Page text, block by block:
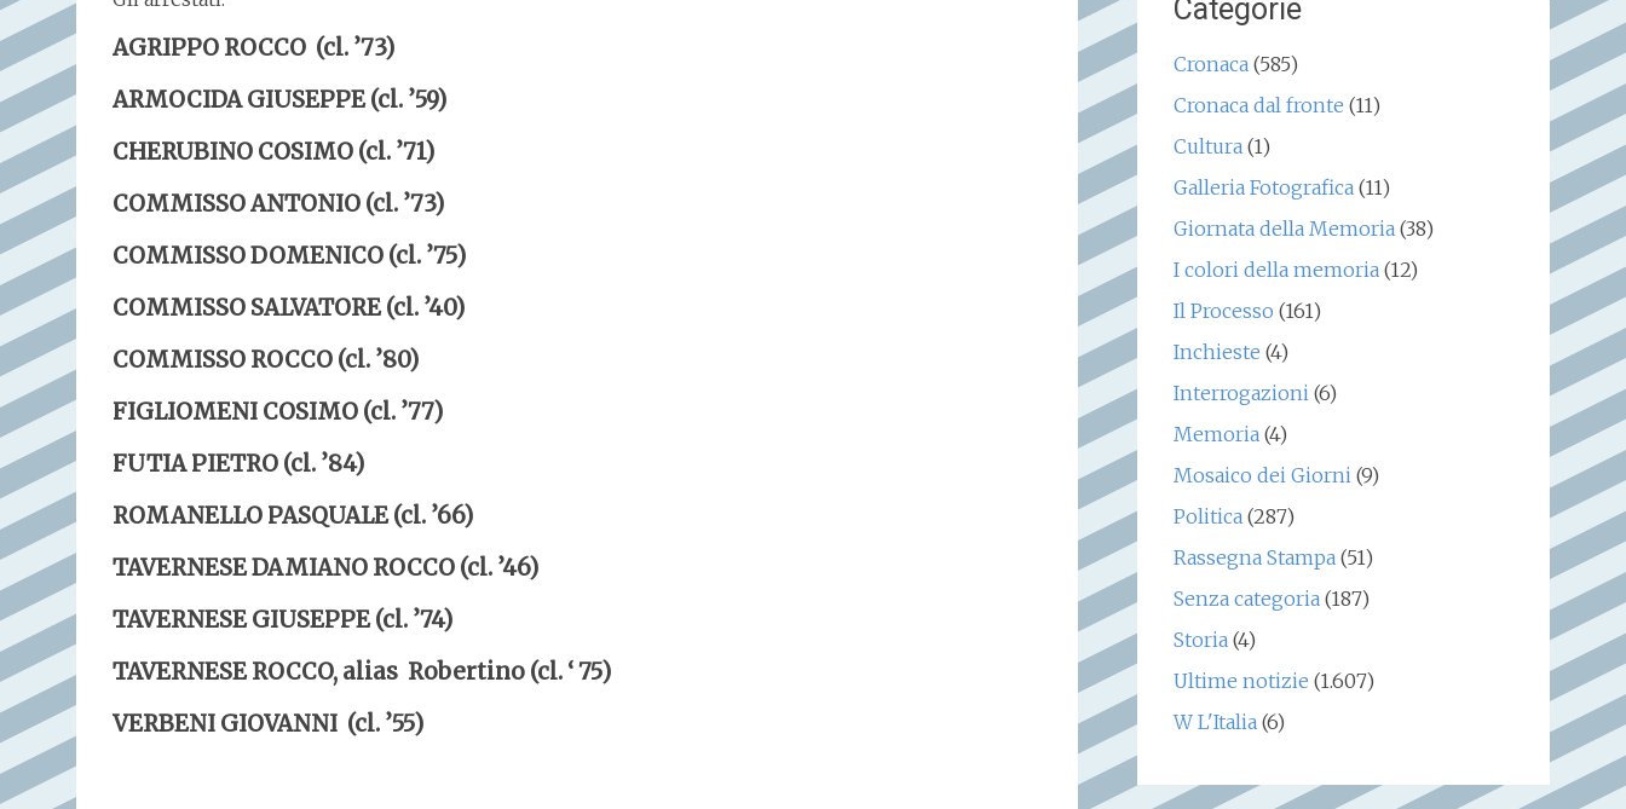
AGRIPPO ROCCO (cl. ’73)
ARMOCIDA GIUSEPPE (cl. ’59)
CHERUBINO COSIMO (cl. ’71)
COMMISSO ANTONIO (cl. ’73)
COMMISSO DOMENICO (cl. ’75)
COMMISSO SALVATORE (cl. ’40)
COMMISSO ROCCO (cl. ’80)
FIGLIOMENI COSIMO (cl. ’77)
FUTIA PIETRO (cl. ’84)
ROMANELLO PASQUALE (cl. ’66)
TAVERNESE DAMIANO ROCCO (cl. ’46)
TAVERNESE GIUSEPPE (cl. ’74)
TAVERNESE ROCCO, alias Robertino (cl. ‘ 75)
VERBENI GIOVANNI (cl. ’55)
Categorie
Cronaca(585)
Cronaca dal fronte (11)
Cultura(1)
Galleria Fotografica(11)
Giornata della Memoria(38)
I colori della memoria(12)
Il Processo (161)
Inchieste (4)
Interrogazioni(6)
Memoria(4)
Mosaico dei Giorni(9)
Politica(287)
Rassegna Stampa(51)
Senza categoria(187)
Storia(4)
Ultime notizie (1.607)
W L'Italia(6)